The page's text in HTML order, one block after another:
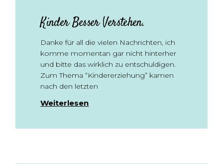
Kinder Besser Verstehen.
Danke für all die vielen Nachrichten, ich
komme momentan gar nicht hinterher
und bitte das wirklich zu entschuldigen.
Zum Thema “Kindererziehung” kamen
nach den letzten
Weiterlesen